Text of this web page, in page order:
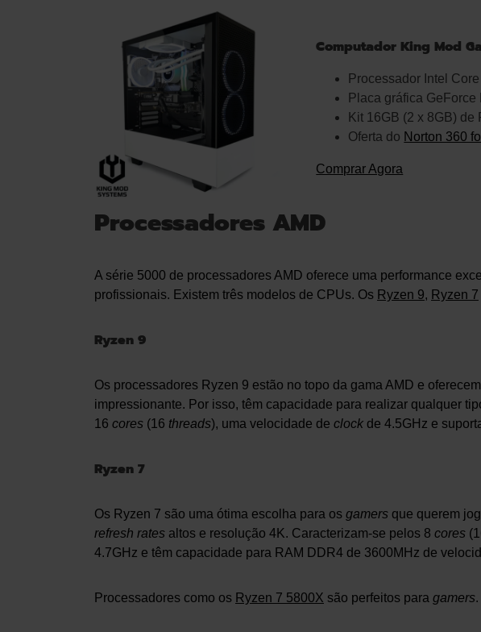
Computador King Mod
Processador Intel
Placa gráfica GeForce
Kit 16GB (2 x 8GB) de
Oferta do Norton 360
Comprar Agora
Processadores AMD
A série 5000 de processadores AMD oferece uma performance
profissionais. Existem três modelos de CPUs. Os Ryzen 9, Ryzen 7
Ryzen 9
Os processadores Ryzen 9 estão no topo da gama AMD e
impressionante. Por isso, têm capacidade para realizar qualquer
16 cores (16 threads), uma velocidade de clock de 4.5GHz e
Ryzen 7
Os Ryzen 7 são uma ótima escolha para os gamers que querem
refresh rates altos e resolução 4K. Caracterizam-se pelos 8 cores
4.7GHz e têm capacidade para RAM DDR4 de 3600MHz de
Processadores como os Ryzen 7 5800X são perfeitos para gamers.